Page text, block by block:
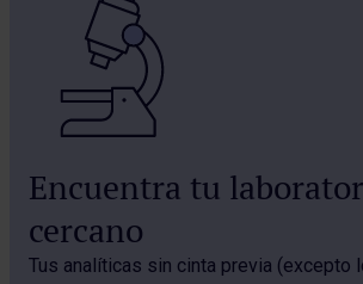
Encuentra tu
cercano
Tus analíticas sin cinta previa (excepto